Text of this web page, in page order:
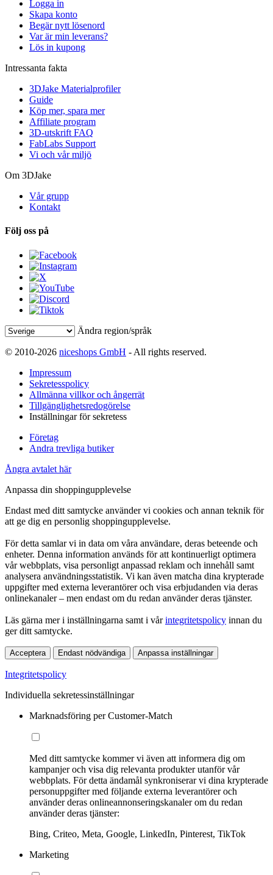
Logga in
Skapa konto
Begär nytt lösenord
Var är min leverans?
Lös in kupong
Intressanta fakta
3DJake Materialprofiler
Guide
Köp mer, spara mer
Affiliate program
3D-utskrift FAQ
FabLabs Support
Vi och vår miljö
Om 3DJake
Vår grupp
Kontakt
Följ oss på
Ändra region/språk
© 2010-2026 niceshops GmbH - All rights reserved.
Impressum
Sekretesspolicy
Allmänna villkor och ångerrät
Tillgänglighetsredogörelse
Inställningar för sekretess
Företag
Andra trevliga butiker
Ångra avtalet här
Anpassa din shoppingupplevelse
Endast med ditt samtycke använder vi cookies och annan teknik för
att ge dig en personlig shoppingupplevelse.
För detta samlar vi in data om våra användare, deras beteende och
enheter. Denna information används för att kontinuerligt optimera
vår webbplats, visa personligt anpassad reklam och innehåll samt
analysera användningsstatistik. Vi kan även matcha dina krypterade
uppgifter med externa leverantörer och visa erbjudanden via deras
onlinekanaler – men endast om du redan använder deras tjänster.
Läs gärna mer i inställningarna samt i vårintegritetspolicy innan du
ger ditt samtycke.
Acceptera Endast nödvändiga Anpassa inställningar
Integritetspolicy
Individuella sekretessinställningar
Marknadsföring per Customer-Match
Med ditt samtycke kommer vi även att informera dig om
kampanjer och visa dig relevanta produkter utanför vår
webbplats. För detta ändamål synkroniserar vi dina krypterade
personuppgifter med följande externa leverantörer och
använder deras onlineannonseringskanaler om du redan
använder deras tjänster:
Bing, Criteo, Meta, Google, LinkedIn, Pinterest, TikTok
Marketing